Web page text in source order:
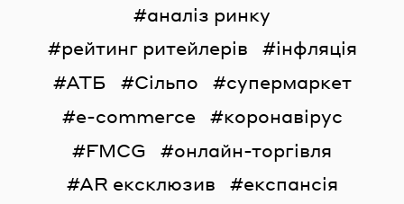
аналіз ринку
рейтинг ритейлерів
інфляція
АТБ
Сільпо
супермаркет
e-commerce
коронавірус
FMCG
онлайн-торгівля
AR ексклюзив
експансія